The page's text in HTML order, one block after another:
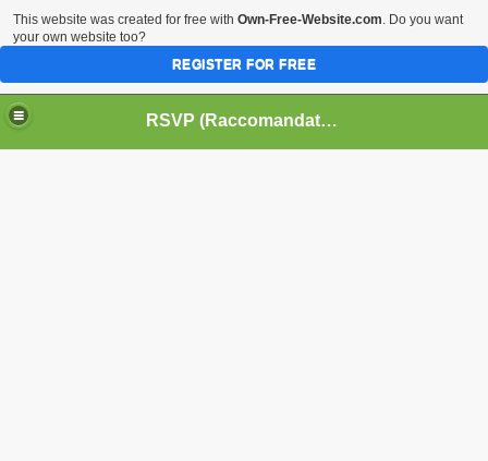
HOME BIOGRAFIE
CINEMA
DATABASE LIBRI
LIBRI
MUSICA
RSVP (Raccomandati Se Vi Piacciono)
This website was created for free with Own-Free-Website.com. Do you want
your own website too?
REGISTER FOR FREE